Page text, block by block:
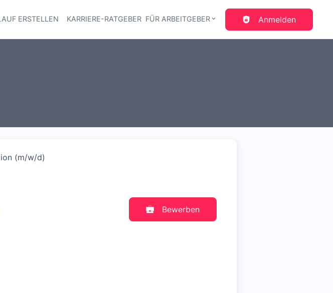
Haupt-Navigation
ERSTELLEN KARRIERE-RATGEBER FÜR ARBEITGEBER Anmelden
(m/w/d)
Bewerben